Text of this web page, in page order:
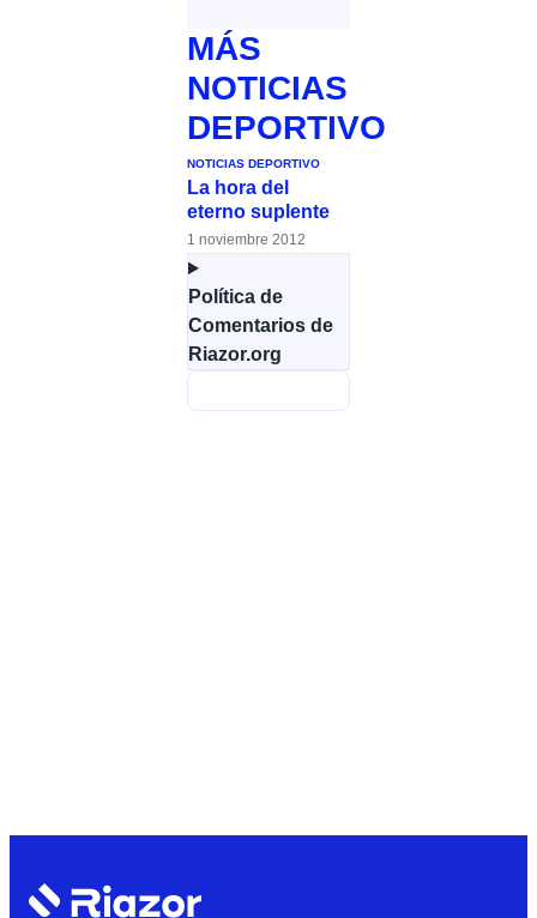
MÁS
NOTICIAS
DEPORTIVO
NOTICIAS DEPORTIVO
La hora del
eterno suplente
1 noviembre 2012
Política de
Comentarios de
Riazor.org